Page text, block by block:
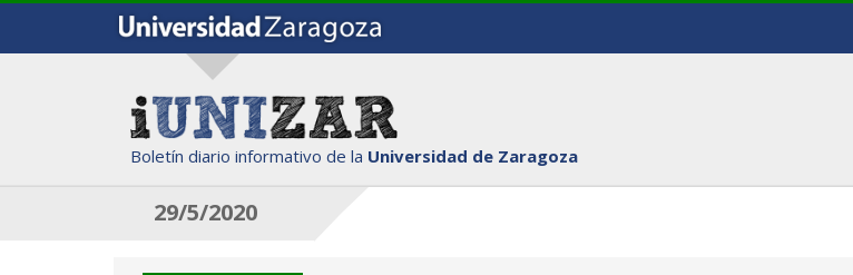
Boletín diario informativo de la Universidad de Zaragoza
29/5/2020